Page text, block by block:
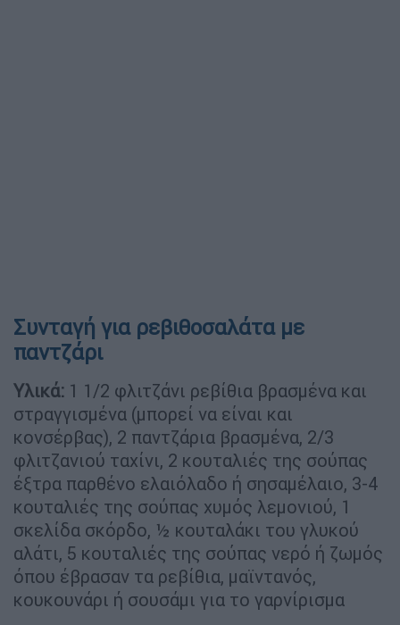
Συνταγή για ρεβιθοσαλάτα με
παντζάρι
Υλικά: 1 1/2 φλιτζάνι ρεβίθια βρασμένα και
στραγγισμένα (μπορεί να είναι και
κονσέρβας), 2 παντζάρια βρασμένα, 2/3
φλιτζανιού ταχίνι, 2 κουταλιές της σούπας
έξτρα παρθένο ελαιόλαδο ή σησαμέλαιο, 3-4
κουταλιές της σούπας χυμός λεμονιού, 1
σκελίδα σκόρδο, ½ κουταλάκι του γλυκού
αλάτι, 5 κουταλιές της σούπας νερό ή ζωμός
όπου έβρασαν τα ρεβίθια, μαϊντανός,
κουκουνάρι ή σουσάμι για το γαρνίρισμα